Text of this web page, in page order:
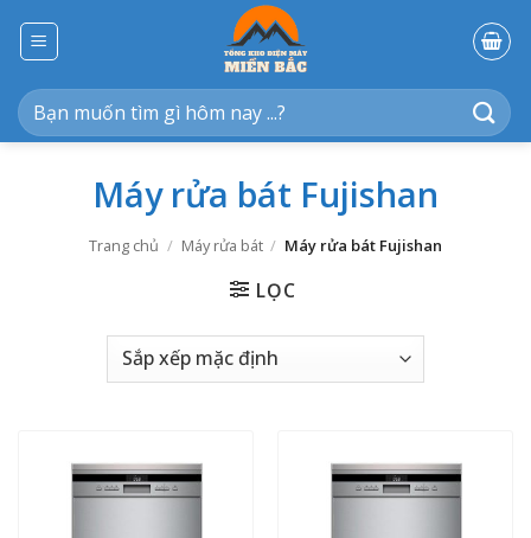
qua
dung
Tìm
kiếm:
Máy rửa bát Fujishan
Trang chủ / Máy rửa bát / Máy rửa bát Fujishan
LỌC